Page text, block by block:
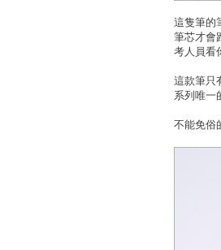
這隻筆的
筆芯才會
考人員看
這款筆只
系列唯一
不能免俗